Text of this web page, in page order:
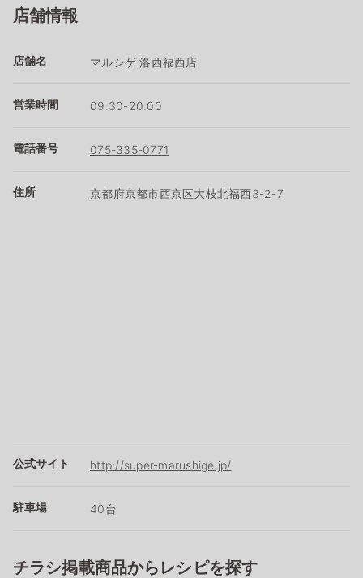
店舗情報
店舗名 マルシゲ 洛西福西店
営業時間 09:30-20:00
電話番号 075-335-0771
住所 京都府京都市西京区大枝北福西3-2-7
公式サイト http://super-marushige.jp/
駐車場 40台
チラシ掲載商品からレシピを探す